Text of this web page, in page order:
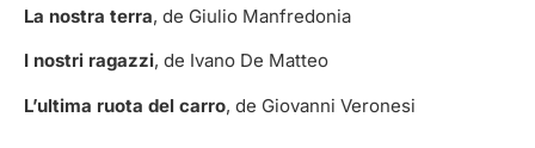
La nostra terra, de Giulio Manfredonia
I nostri ragazzi, de Ivano De Matteo
L’ultima ruota del carro, de Giovanni Veronesi